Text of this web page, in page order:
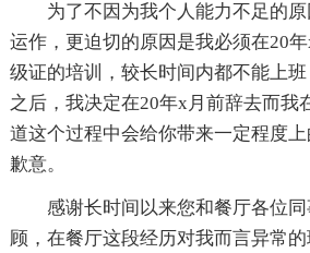
为了不因为我个人能力不足的
运作，更迫切的原因是我必须在20
级证的培训，较长时间内都不能上
之后，我决定在20年x月前辞去而我
道这个过程中会给你带来一定程度
歉意。
感谢长时间以来您和餐厅各位
顾，在餐厅这段经历对我而言异常